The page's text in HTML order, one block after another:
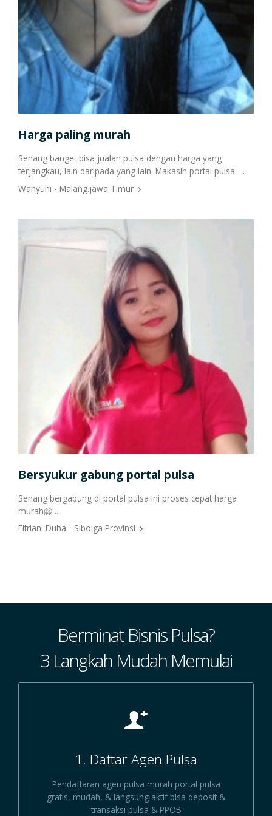
Cetak Struk Token & PPOB
Transaksi Via API
Harga paling murah
Senang banget bisa jualan pulsa dengan harga yang
terjangkau, lain daripada yang lain. Makasih portal pulsa. ...
Wahyuni - Malang.jawa Timur
Bersyukur gabung portal pulsa
Senang bergabung di portal pulsa ini proses cepat harga
murah🤗 ...
Fitriani Duha - Sibolga Provinsi
Berminat Bisnis Pulsa?
3 Langkah Mudah Memulai
1. Daftar Agen Pulsa
Pendaftaran agen pulsa murah portal pulsa
gratis, mudah, & langsung aktif bisa deposit &
transaksi pulsa & PPOB